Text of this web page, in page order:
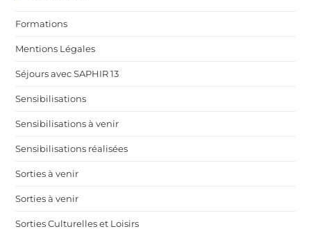
Formations
Mentions Légales
Séjours avec SAPHIR 13
Sensibilisations
Sensibilisations à venir
Sensibilisations réalisées
Sorties à venir
Sorties à venir
Sorties Culturelles et Loisirs